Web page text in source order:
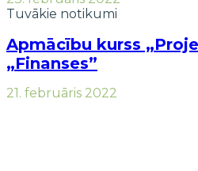
Tuvākie notikumi
Apmācību kurss
„Finanses”
21. februāris 2022